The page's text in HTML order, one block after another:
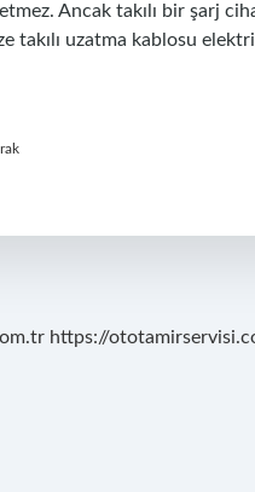
Ancak takılı bir şarj
uzatma kablosu elektrik
https://